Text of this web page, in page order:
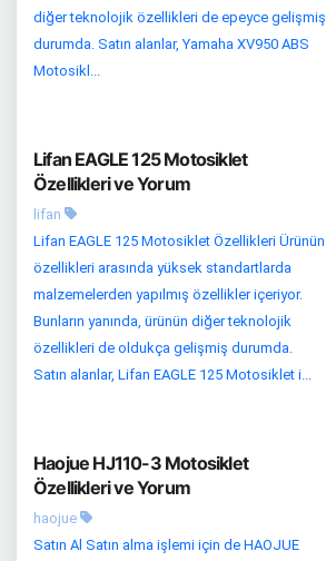
diğer teknolojik özellikleri de epeyce gelişmiş
durumda. Satın alanlar, Yamaha XV950 ABS
Motosikl...
Lifan EAGLE 125 Motosiklet
Özellikleri ve Yorum
lifan
Lifan EAGLE 125 Motosiklet Özellikleri Ürünün
özellikleri arasında yüksek standartlarda
malzemelerden yapılmış özellikler içeriyor.
Bunların yanında, ürünün diğer teknolojik
özellikleri de oldukça gelişmiş durumda.
Satın alanlar, Lifan EAGLE 125 Motosiklet i...
Haojue HJ110-3 Motosiklet
Özellikleri ve Yorum
haojue
Satın Al Satın alma işlemi için de HAOJUE